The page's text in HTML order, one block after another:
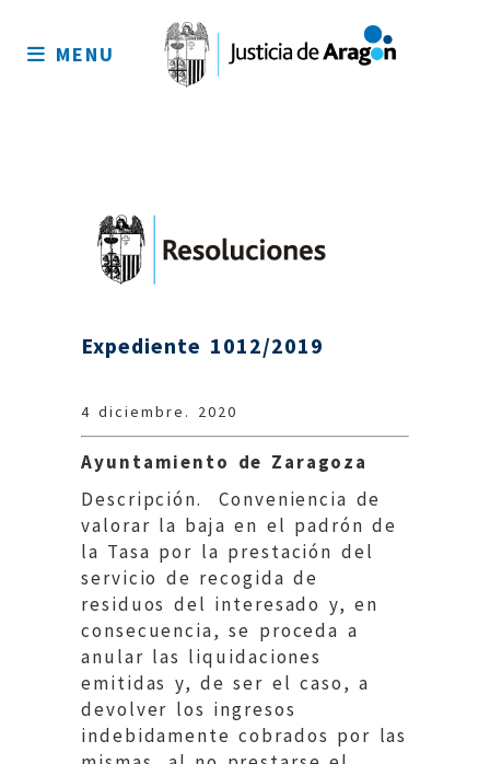
sitio
MENU
Expediente 1012/2019
4 diciembre. 2020
Ayuntamiento de Zaragoza
Descripción. Conveniencia de
valorar la baja en el padrón de
la Tasa por la prestación del
servicio de recogida de
residuos del interesado y, en
consecuencia, se proceda a
anular las liquidaciones
emitidas y, de ser el caso, a
devolver los ingresos
indebidamente cobrados por las